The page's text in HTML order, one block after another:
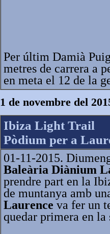
Per últim Damià
metres de carrera a
en meta el 12 de la
1 de novembre del
Ibiza Light Trail
Pòdium per a
01-11-2015.
Baleària Diànium
prendre part en la
de muntanya amb
Laurence va fer un
quedar primera en la